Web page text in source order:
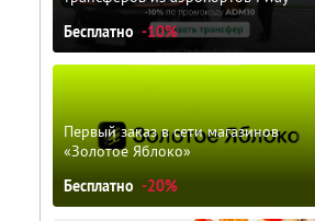
Бесплатно -10%
Первый заказ в сети магазинов
«Золотое Яблоко»
Бесплатно -20%